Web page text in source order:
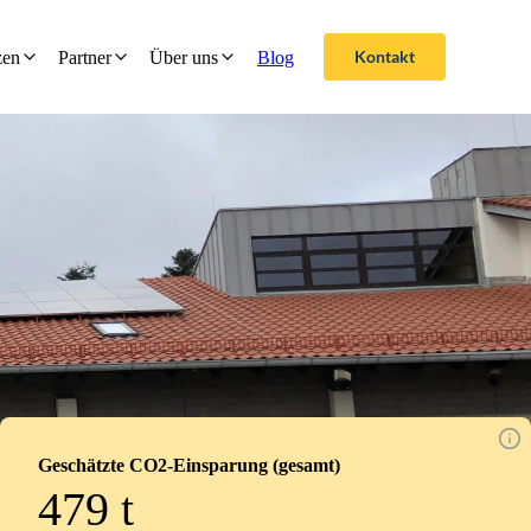
Partner Über uns Blog Kontakt
Geschätzte CO2-Einsparung (gesamt)
479 t